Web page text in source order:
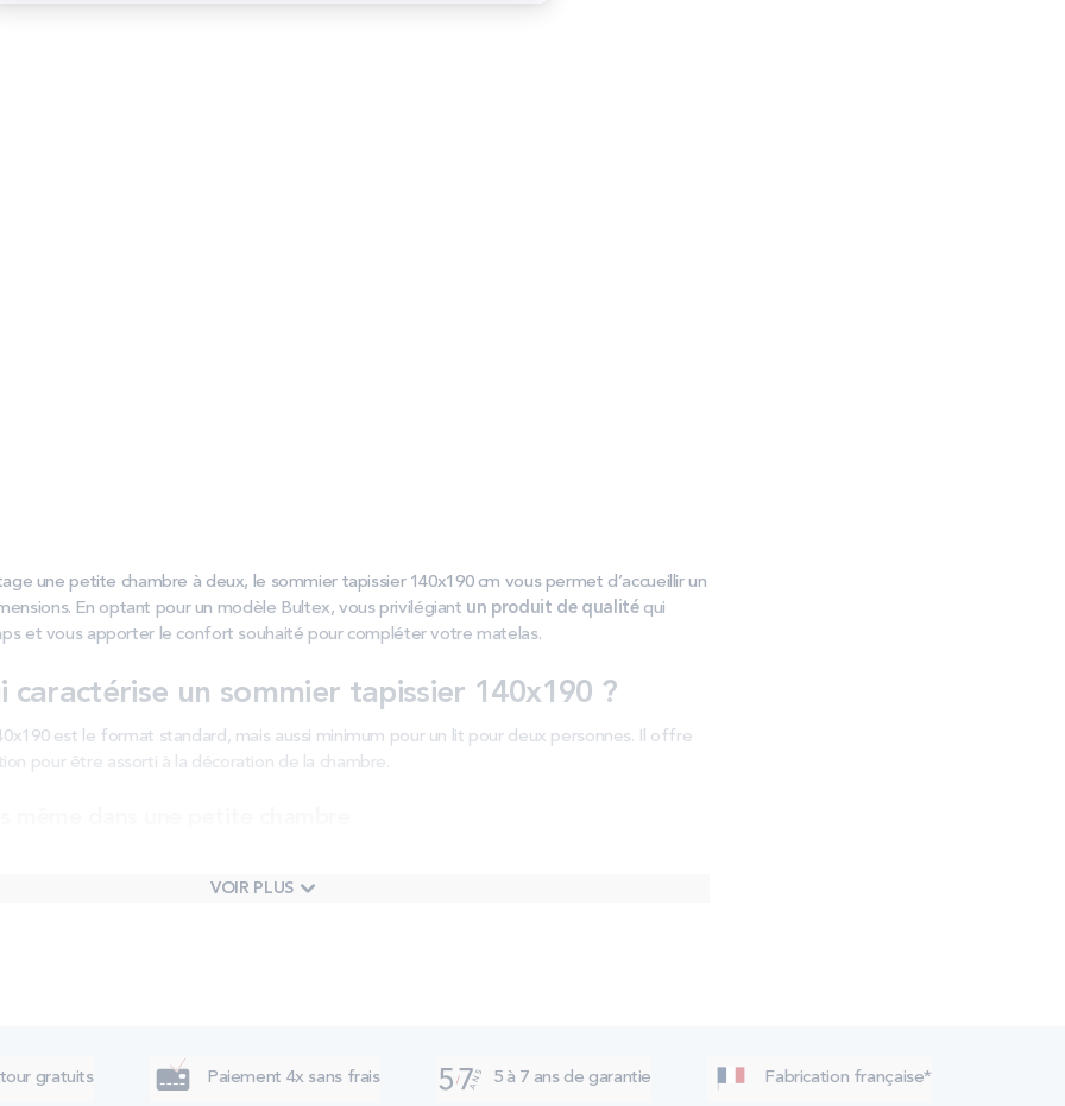
une petite chambre à deux, le sommier tapissier 140x190 cm vous permet d’accueillir un
En optant pour un modèle Bultex, vous privilégiant un produit de qualitéqui
et vous apporter le confort souhaité pour compléter votre matelas.
caractérise un sommier tapissier 140x190 ?
est le format standard, mais aussi minimum pour un lit pour deux personnes. Il offre
pour être assorti à la décoration de la chambre.
et notamment dans les petites pièces. En effet, opter pour un sommier tapissier
à la décoration de la pièce.
VOIR PLUS
gratuits Paiement 4x sans frais 5 à 7 ans de garantie Fabrication française*